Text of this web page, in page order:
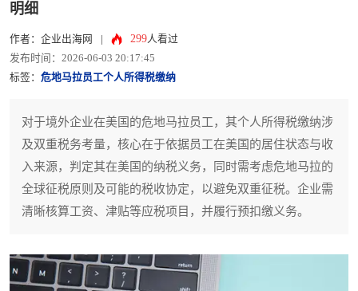
明细
作者：企业出海网 299人看过
发布时间：2026-06-03 20:17:45
标签： 危地马拉员工个人所得税缴纳
对于境外企业在美国的危地马拉员工，其个人所得税缴纳涉
及双重税务考量，核心在于依据员工在美国的居住状态与收
入来源，判定其在美国的纳税义务，同时需考虑危地马拉的
全球征税原则及可能的税收协定，以避免双重征税。企业需
清晰核算工资、津贴等应税项目，并履行预扣缴义务。